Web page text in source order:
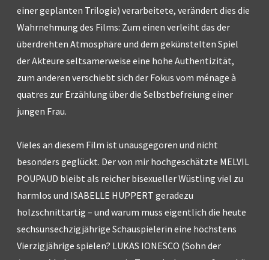
einer geplanten Trilogie) verarbeitete, verändert dies die
Wahrnehmung des Films: Zum einen verleiht das der
überdrehten Atmosphäre und dem gekünstelten Spiel
der Akteure seltsamerweise eine hohe Authentizität,
zum anderen verschiebt sich der Fokus vom ménage à
quatres zur Erzählung über die Selbstbefreiung einer
jungen Frau.
Vieles an diesem Film ist unausgegoren und nicht
besonders geglückt. Der von mir hochgeschätzte MELVIL
POUPAUD bleibt als reicher bisexueller Wüstling viel zu
harmlos und ISABELLE HUPPERT geradezu
holzschnittartig – und warum muss eigentlich die heute
sechsunsechzigjährige Schauspielerin eine höchstens
Vierzigjährige spielen? LUKAS IONESCO (Sohn der